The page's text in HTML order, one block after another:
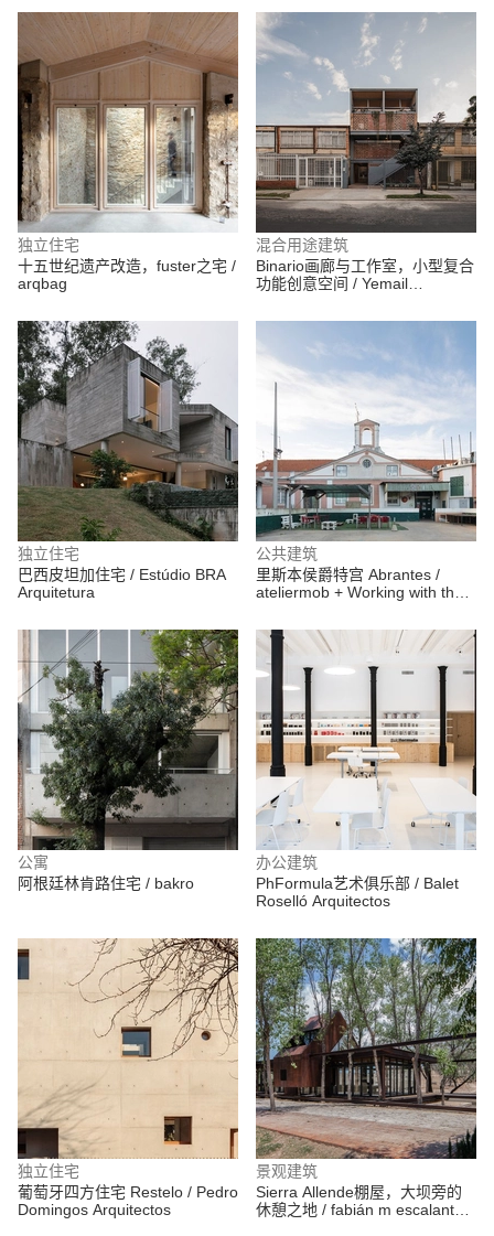
Alsar Atelier + GB Urban Studio
独立住宅
十五世纪遗产改造，fuster之宅 /
arqbag
混合用途建筑
Binario画廊与工作室，小型复合
功能创意空间 / Yemail
独立住宅
巴西皮坦加住宅 / Estúdio BRA
Arquitetura
公共建筑
里斯本侯爵特宫 Abrantes /
ateliermob + Working with the
公寓
阿根廷林肯路住宅 / bakro
办公建筑
PhFormula艺术俱乐部 / Balet
Roselló Arquitectos
独立住宅
葡萄牙四方住宅 Restelo / Pedro
Domingos Arquitectos
景观建筑
Sierra Allende棚屋，大坝旁的
休憩之地 / fabián m escalante h